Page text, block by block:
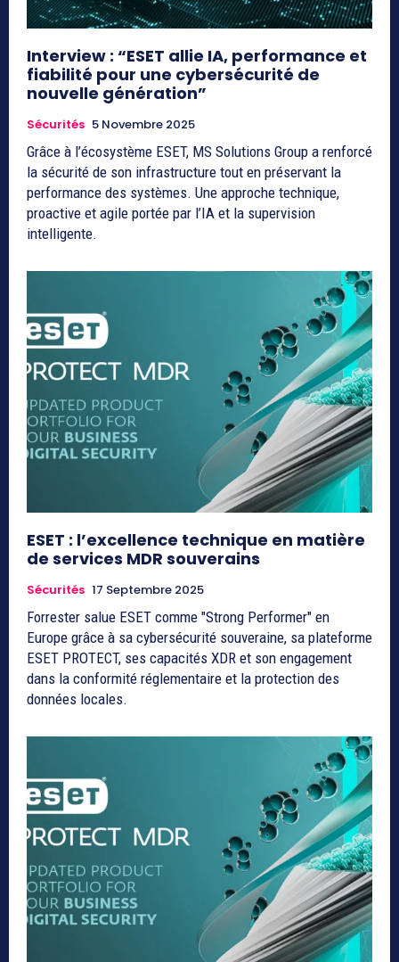
Interview : “ESET allie IA, performance et
fiabilité pour une cybersécurité de
nouvelle génération”
Sécurités 5 Novembre 2025
Grâce à l’écosystème ESET, MS Solutions Group a renforcé
la sécurité de son infrastructure tout en préservant la
performance des systèmes. Une approche technique,
proactive et agile portée par l’IA et la supervision
intelligente.
ESET : l’excellence technique en matière
de services MDR souverains
Sécurités 17 Septembre 2025
Forrester salue ESET comme "Strong Performer" en
Europe grâce à sa cybersécurité souveraine, sa plateforme
ESET PROTECT, ses capacités XDR et son engagement
dans la conformité réglementaire et la protection des
données locales.